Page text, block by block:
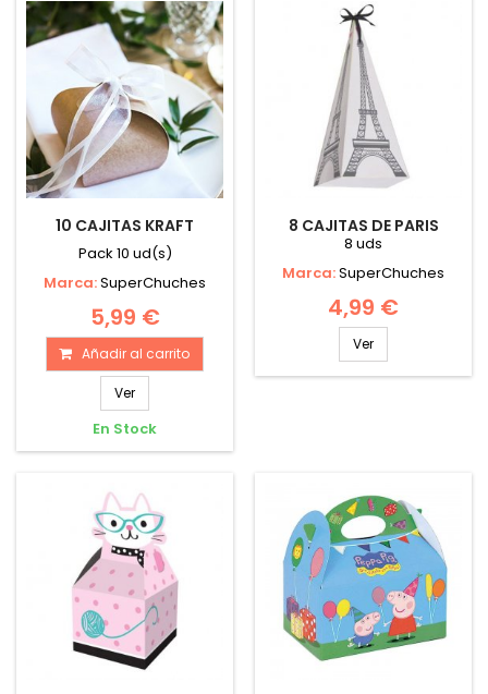
10 CAJITAS KRAFT
Pack 10 ud(s)
Marca:SuperChuches
5,99 €
Añadir al carrito
Ver
En Stock
8 CAJITAS DE PARIS
8 uds
Marca:SuperChuches
4,99 €
Ver